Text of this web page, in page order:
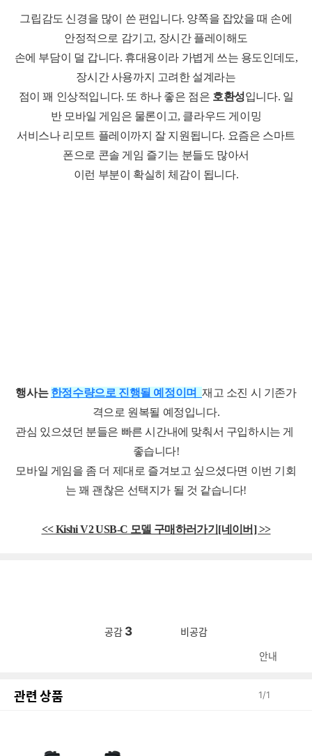
그립감도 신경을 많이 쓴 편입니다. 양쪽을 잡았을 때 손에
안정적으로 감기고, 장시간 플레이해도
손에 부담이 덜 갑니다. 휴대용이라 가볍게 쓰는 용도인데도,
장시간 사용까지 고려한 설계라는
점이 꽤 인상적입니다. 또 하나 좋은 점은 호환성입니다. 일
반 모바일 게임은 물론이고, 클라우드 게이 밍
서비스나 리모트 플레이까지 잘 지원됩니다. 요즘은 스마트
폰으로 콘솔 게임 즐기는 분들도 많아서
이런 부분이 확실히 체감이 됩니다.
행사는 한정수량으로 진행될 예정이며 재고 소진 시 기존가
격으로 원복될 예정입니다.
관심 있으셨던 분들은 빠른 시간내에 맞춰서 구입하시는 게
좋습니다!
모바일 게임을 좀 더 제대로 즐겨보고 싶으셨다면 이번 기회
는 꽤 괜찮은 선택지가 될 것 같습니다!
<< Kishi V2 USB-C 모델 구매하러가기[네이버] >>
공감 3 비공감
안내
관련 상품 1/1